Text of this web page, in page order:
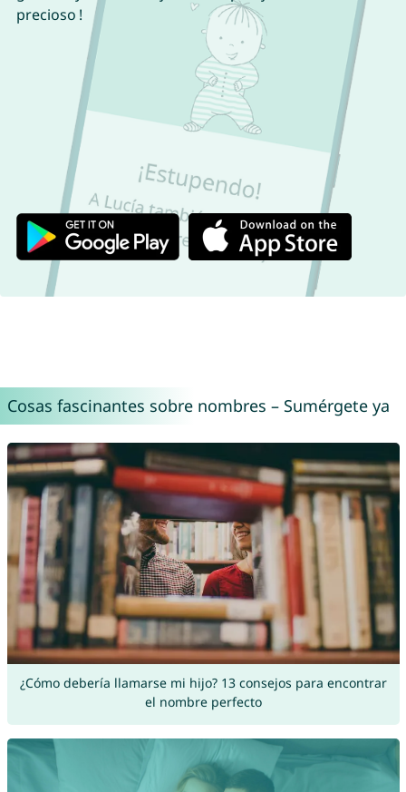
precioso !
Cosas fascinantes sobre nombres – Sumérgete ya
¿Cómo debería llamarse mi hijo? 13 consejos para encontrar
el nombre perfecto